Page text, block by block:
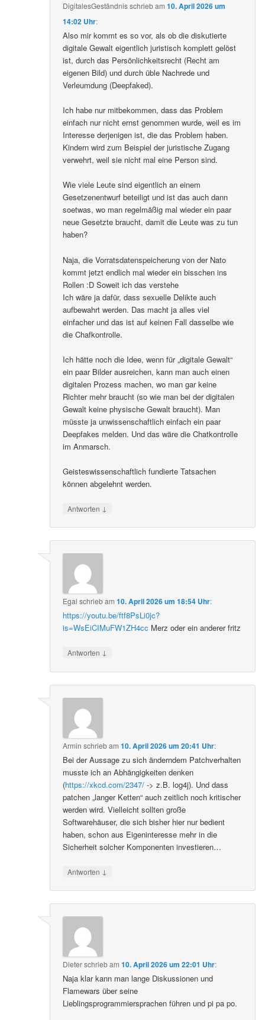
DigitalesGeständnisschriebam10. April 2026 um
14:02 Uhr:
Also mir kommt es so vor, als ob die diskutierte
digitale Gewalt eigentlich juristisch komplett gelöst
ist, durch das Persönlichkeitsrecht (Recht am
eigenen Bild) und durch üble Nachrede und
Verleumdung (Deepfaked).
Ich habe nur mitbekommen, dass das Problem
einfach nur nicht ernst genommen wurde, weil es im
Interesse derjenigen ist, die das Problem haben.
Kindern wird zum Beispiel der juristische Zugang
verwehrt, weil sie nicht mal eine Person sind.
Wie viele Leute sind eigentlich an einem
Gesetzenentwurf beteiligt und ist das auch dann
soetwas, wo man regelmäßig mal wieder ein paar
neue Gesetzte braucht, damit die Leute was zu tun
haben?
Naja, die Vorratsdatenspeicherung von der Nato
kommt jetzt endlich mal wieder ein bisschen ins
Rollen :D Soweit ich das verstehe
Ich wäre ja dafür, dass sexuelle Delikte auch
aufbewahrt werden. Das macht ja alles viel
einfacher und das ist auf keinen Fall dasselbe wie
die Chafkontrolle.
Ich hätte noch die Idee, wenn für „digitale Gewalt“
ein paar Bilder ausreichen, kann man auch einen
digitalen Prozess machen, wo man gar keine
Richter mehr braucht (so wie man bei der digitalen
Gewalt keine physische Gewalt braucht). Man
müsste ja unwissenschaftlich einfach ein paar
Deepfakes melden. Und das wäre die Chatkontrolle
im Anmarsch.
Geisteswissenschaftlich fundierte Tatsachen
können abgelehnt werden.
Antworten ↓
Egal schriebam10. April 2026 um 18:54 Uhr:
https://youtu.be/ftf8PsLi0jc?
is=WsEiCIMuFW1ZH4cc Merz oder ein anderer fritz
Antworten ↓
Armin schriebam10. April 2026 um 20:41 Uhr:
Bei der Aussage zu sich änderndem Patchverhalten
musste ich an Abhängigkeiten denken
(https://xkcd.com/2347/ -> z.B. log4j). Und dass
patchen „langer Ketten“ auch zeitlich noch kritischer
werden wird. Vielleicht sollten große
Softwarehäuser, die sich bisher hier nur bedient
haben, schon aus Eigeninteresse mehr in die
Sicherheit solcher Komponenten investieren…
Antworten ↓
Dieterschriebam10. April 2026 um 22:01 Uhr:
Naja klar kann man lange Diskussionen und
Flamewars über seine
Lieblingsprogrammiersprachen führen und pi pa po.